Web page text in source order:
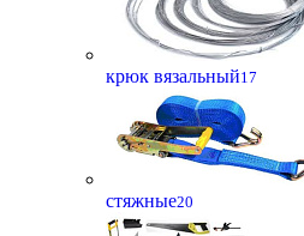
крюк вязальный17
стяжные20